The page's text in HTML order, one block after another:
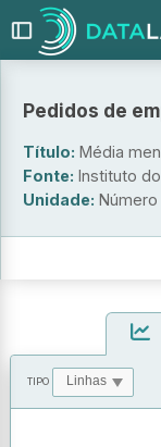
TIPO
Pedidos de
Título: Média
Fonte: Instituto
Unidade: Número
Pedidos de
Condição